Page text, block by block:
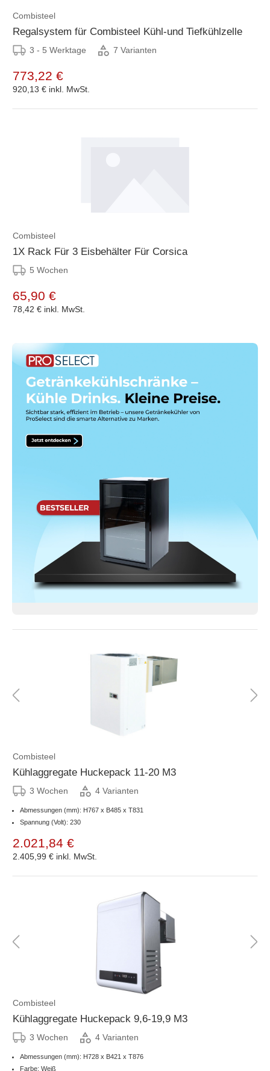
Combisteel
Regalsystem für Combisteel Kühl-und Tiefkühlzelle
3 - 5 Werktage 7 Varianten
773,22 €
920,13 € inkl. MwSt.
Combisteel
1X Rack Für 3 Eisbehälter Für Corsica
5 Wochen
65,90 €
78,42 € inkl. MwSt.
Combisteel
Kühlaggregate Huckepack 11-20 M3
3 Wochen 4 Varianten
Abmessungen (mm): H767 x B485 x T831
Spannung (Volt): 230
2.021,84 €
2.405,99 € inkl. MwSt.
Combisteel
Kühlaggregate Huckepack 9,6-19,9 M3
3 Wochen 4 Varianten
Abmessungen (mm): H728 x B421 x T876
Farbe: Weiß